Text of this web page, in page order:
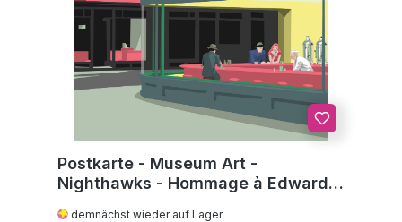
Postkarte - Museum Art -
Nighthawks - Hommage à Edward
demnächst wieder auf Lager